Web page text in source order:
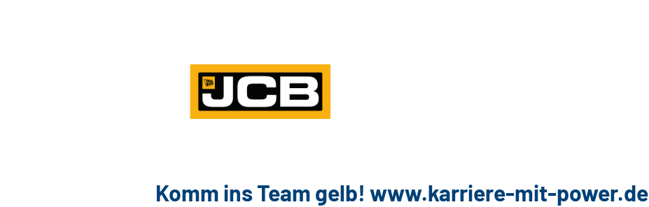
Komm ins Team gelb! www.karriere-mit-power.de